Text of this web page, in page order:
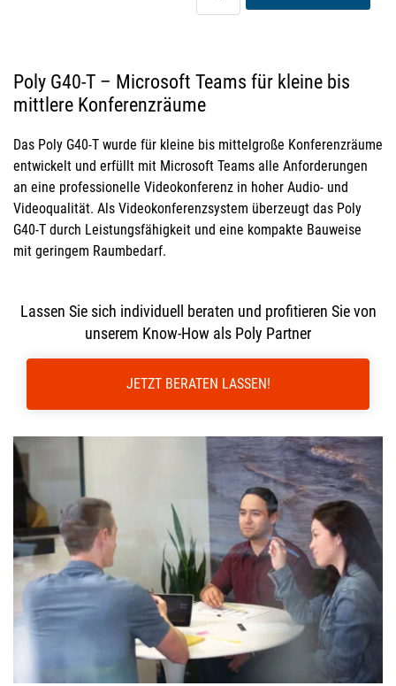
Poly G40-T – Microsoft Teams für kleine bis
mittlere Konferenzräume
Das Poly G40-T wurde für kleine bis mittelgroße Konferenzräume
entwickelt und erfüllt mit Microsoft Teams alle Anforderungen
an eine professionelle Videokonferenz in hoher Audio- und
Videoqualität. Als Videokonferenzsystem überzeugt das Poly
G40-T durch Leistungsfähigkeit und eine kompakte Bauweise
mit geringem Raumbedarf.
Lassen Sie sich individuell beraten und profitieren Sie von
unserem Know-How als Poly Partner
JETZT BERATEN LASSEN!